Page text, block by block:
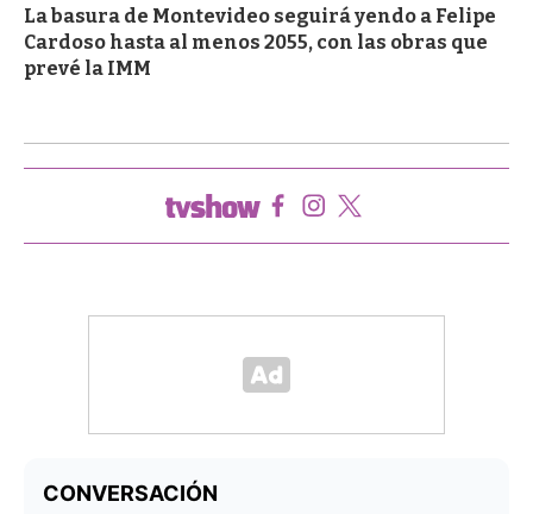
La basura de Montevideo seguirá yendo a Felipe
Cardoso hasta al menos 2055, con las obras que
prevé la IMM